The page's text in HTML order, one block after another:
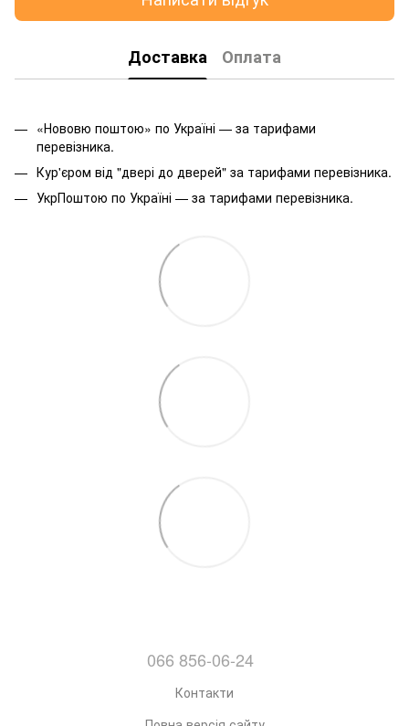
Доставка Оплата
«Нововю поштою» по Україні — за тарифами
перевізника.
Кур'єром від "двері до дверей" за тарифами перевізника.
УкрПоштою по Україні — за тарифами перевізника.
066 856-06-24
Контакти